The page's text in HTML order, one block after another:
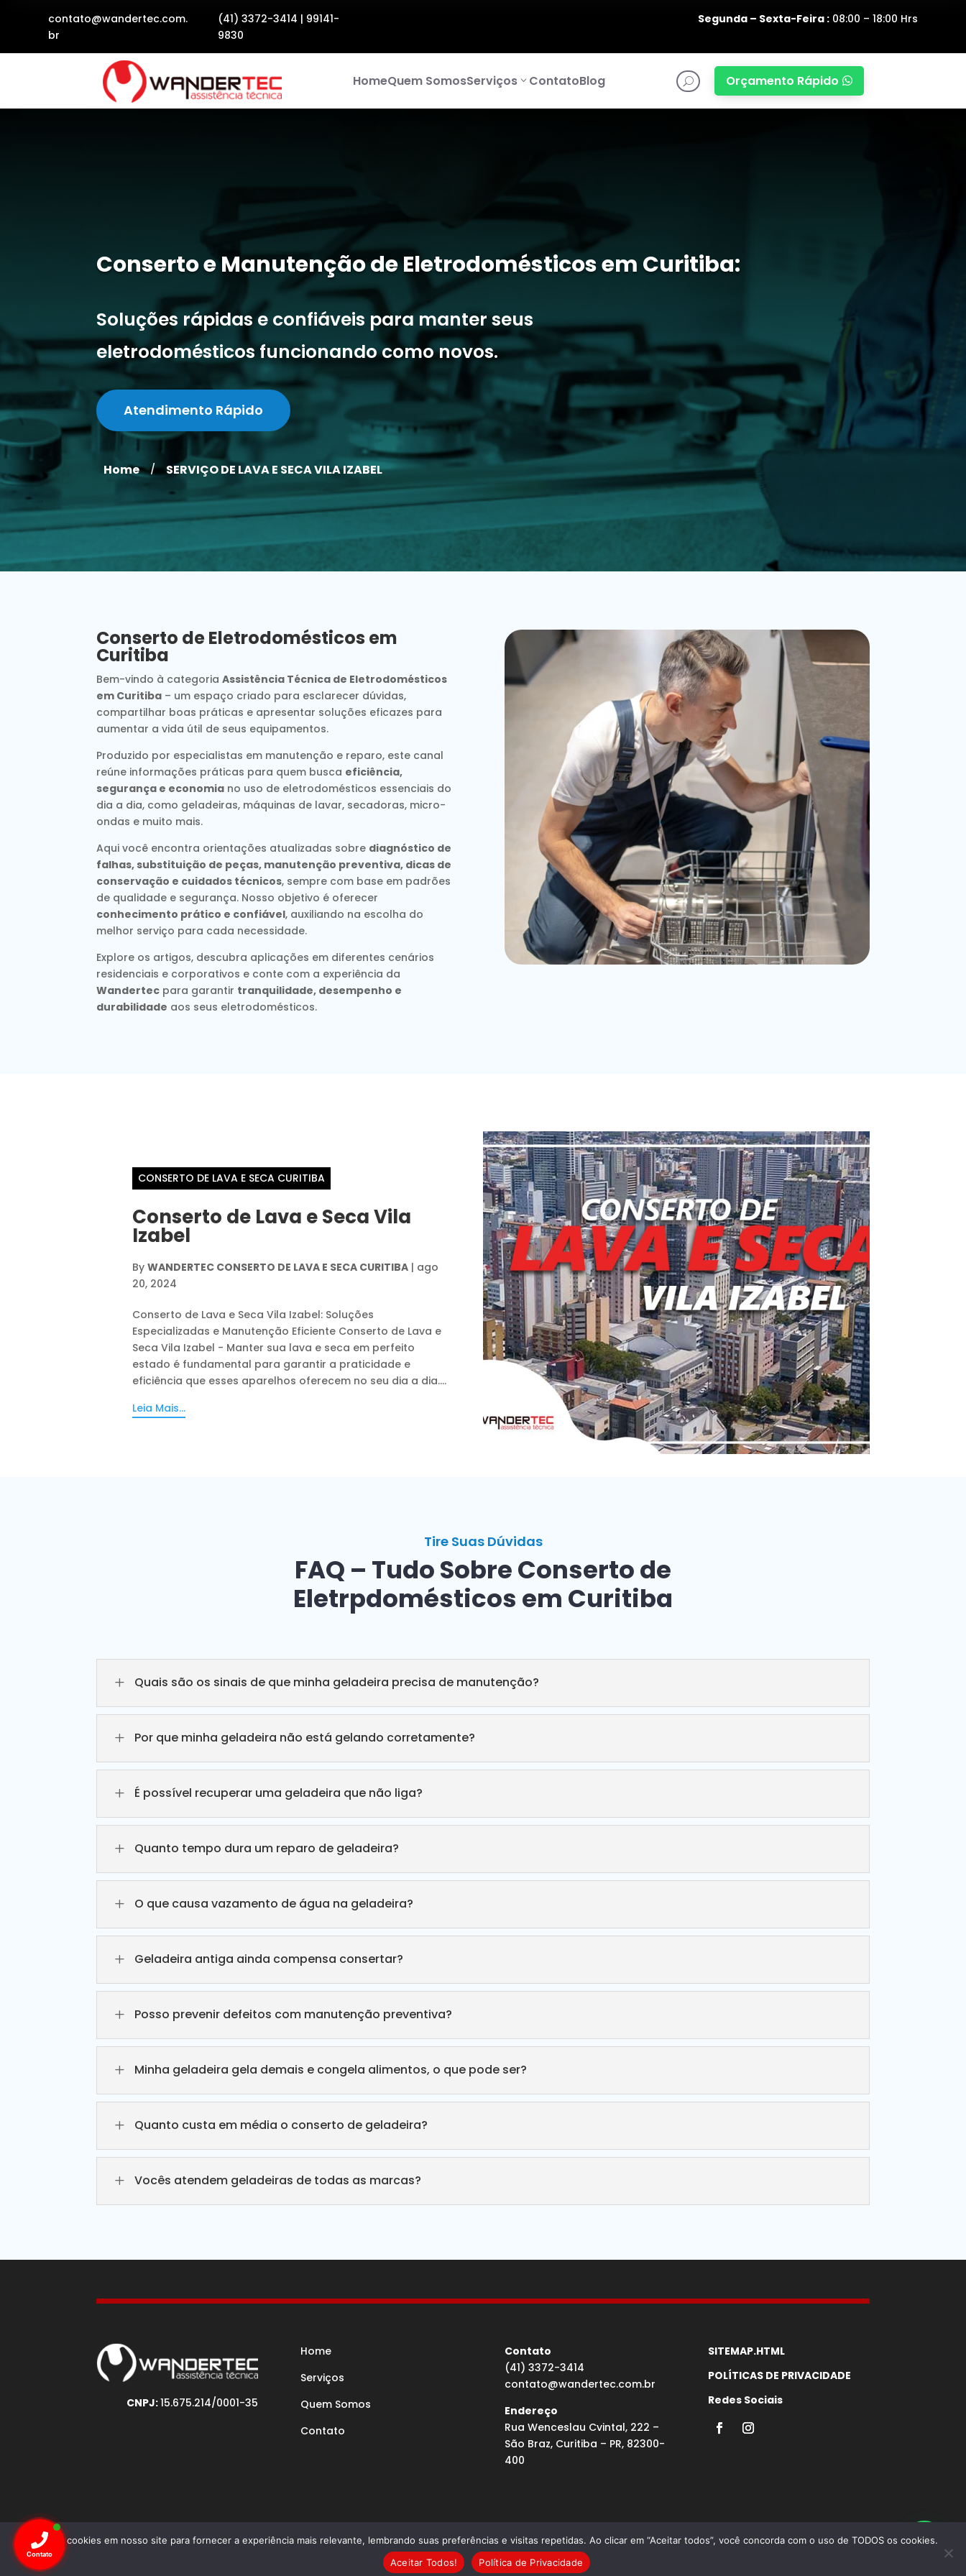
contato@wandertec.com.
br
(41) 3372-3414 | 99141-
9830
Segunda – Sexta-Feira :08:00 – 18:00 Hrs
HomeQuem SomosServiços ContatoBlog U Orçamento Rápido 
Conserto e Manutenção de Eletrodomésticos em Curitiba:
Soluções rápidas e confiáveis para manter seus
eletrodomésticos funcionando como novos.
Atendimento Rápido
Home / SERVIÇO DE LAVA E SECA VILA IZABEL
Conserto de Eletrodomésticos em
Curitiba
Bem-vindo à categoriaAssistência Técnica de Eletrodomésticos
em Curitiba – um espaço criado para esclarecer dúvidas,
compartilhar boas práticas e apresentar soluções eficazes para
aumentar a vida útil de seus equipamentos.
Produzido por especialistas em manutenção e reparo, este canal
reúne informações práticas para quem busca eficiência,
segurança e economia no uso de eletrodomésticos essenciais do
dia a dia, como geladeiras, máquinas de lavar, secadoras, micro-
ondas e muito mais.
Aqui você encontra orientações atualizadas sobre diagnóstico de
falhas, substituição de peças, manutenção preventiva, dicas de
conservação e cuidados técnicos, sempre com base em padrões
de qualidade e segurança. Nosso objetivo é oferecer
conhecimento prático e confiável, auxiliando na escolha do
melhor serviço para cada necessidade.
Explore os artigos, descubra aplicações em diferentes cenários
residenciais e corporativos e conte com a experiência da
Wandertec para garantir tranquilidade, desempenho e
durabilidade aos seus eletrodomésticos.
CONSERTO DE LAVA E SECA CURITIBA
Conserto de Lava e Seca Vila
Izabel
ByWANDERTEC CONSERTO DE LAVA E SECA CURITIBA | ago
20, 2024
Conserto de Lava e Seca Vila Izabel: Soluções
Especializadas e Manutenção Eficiente Conserto de Lava e
Seca Vila Izabel - Manter sua lava e seca em perfeito
estado é fundamental para garantir a praticidade e
eficiência que esses aparelhos oferecem no seu dia a dia....
Leia Mais...
Tire Suas Dúvidas
FAQ – Tudo Sobre Conserto de
Eletrpdomésticos em Curitiba
L Quais são os sinais de que minha geladeira precisa de manutenção?
L Por que minha geladeira não está gelando corretamente?
L É possível recuperar uma geladeira que não liga?
L Quanto tempo dura um reparo de geladeira?
L O que causa vazamento de água na geladeira?
L Geladeira antiga ainda compensa consertar?
L Posso prevenir defeitos com manutenção preventiva?
L Minha geladeira gela demais e congela alimentos, o que pode ser?
L Quanto custa em média o conserto de geladeira?
L Vocês atendem geladeiras de todas as marcas?
CNPJ:15.675.214/0001-35
Home
Serviços
Quem Somos
Contato
Contato
(41) 3372-3414
contato@wandertec.com.br
Endereço
Rua Wenceslau Cvintal, 222 –
São Braz, Curitiba – PR, 82300-
400
SITEMAP.HTML
POLÍTICAS DE PRIVACIDADE
Redes Sociais
Desenvolvido por Agência Microsenior | Websites e Posicionamento Google
Usamos cookies em nosso site para fornecer a experiência mais relevante, lembrando suas preferências e visitas repetidas. Ao clicar em “Aceitar todos”, você concorda com o uso de TODOS os cookies.
Aceitar Todos!
Política de Privacidade
Contato